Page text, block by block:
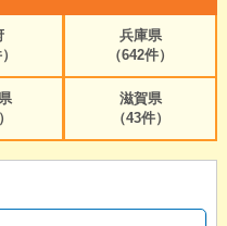
兵庫県
（642件）
滋賀県
（43件）